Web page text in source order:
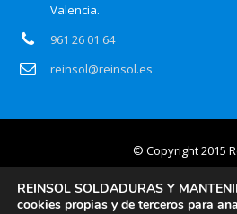
Valencia.
961 26 01 64
reinsol@reinsol.es
© Copyright 2015
Aviso legal
REINSOL SOLDADURAS Y
cookies propias y de terceros para